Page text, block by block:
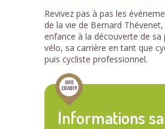
Revivez pas à pas les
de la vie de Bernard
enfance à la découverte de sa
vélo, sa carrière en tant que
puis cycliste professionnel.
Informations